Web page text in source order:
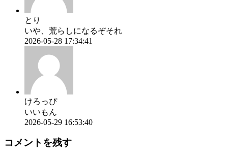
とり
いや、荒らしになるぞそれ
2026-05-28 17:34:41
けろっぴ
いいもん
2026-05-29 16:53:40
コメントを残す